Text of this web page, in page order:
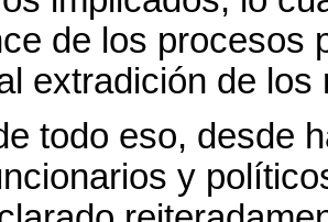
de los procesos
extradición de los
todo eso, desde
y